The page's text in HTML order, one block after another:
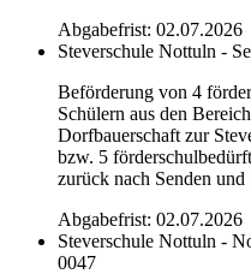
Abgabefrist: 02.07.2026
Steverschule Nottuln -
Beförderung von 4
Schülern aus den
Dorfbauerschaft zur
bzw. 5
zurück nach Senden
Abgabefrist: 02.07.2026
Steverschule Nottuln -
0047